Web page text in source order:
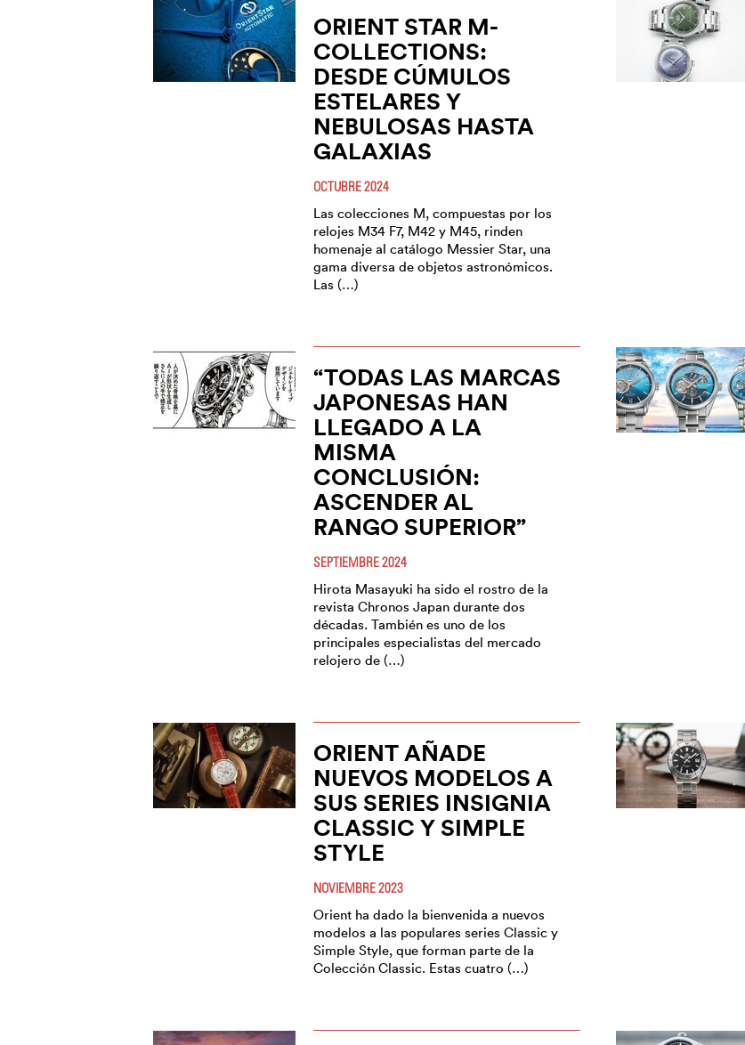
ORIENT STAR M-
COLLECTIONS:
DESDE CÚMULOS
ESTELARES Y
NEBULOSAS HASTA
GALAXIAS
OCTUBRE 2024
Las colecciones M, compuestas por los
relojes M34 F7, M42 y M45, rinden
homenaje al catálogo Messier Star, una
gama diversa de objetos astronómicos.
Las (…)
“TODAS LAS MARCAS
JAPONESAS HAN
LLEGADO A LA
MISMA
CONCLUSIÓN:
ASCENDER AL
RANGO SUPERIOR”
SEPTIEMBRE 2024
Hirota Masayuki ha sido el rostro de la
revista Chronos Japan durante dos
décadas. También es uno de los
principales especialistas del mercado
relojero de (…)
ORIENT AÑADE
NUEVOS MODELOS A
SUS SERIES INSIGNIA
CLASSIC Y SIMPLE
STYLE
NOVIEMBRE 2023
Orient ha dado la bienvenida a nuevos
modelos a las populares series Classic y
Simple Style, que forman parte de la
Colección Classic. Estas cuatro (…)